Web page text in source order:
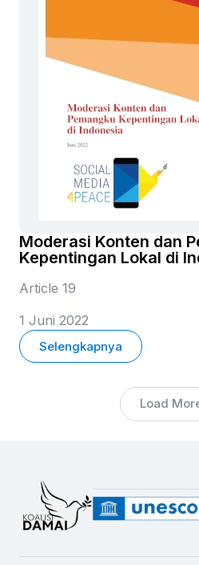
Moderasi Konten dan
Kepentingan Lokal di
Article 19
1 Juni 2022
Selengkapnya
Load